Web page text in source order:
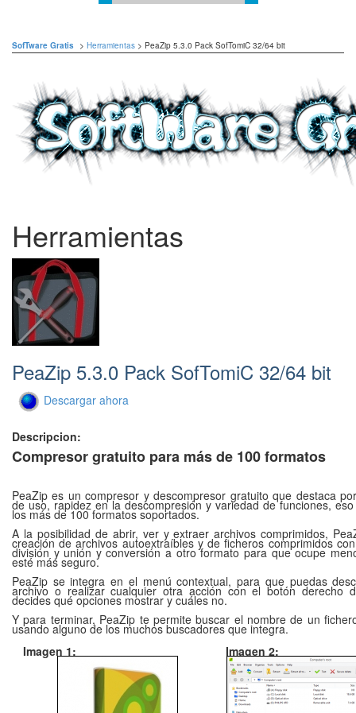
SofTware Gratis > Herramientas > PeaZip 5.3.0 Pack SofTomiC 32/64 bit
Herramientas
PeaZip 5.3.0 Pack SofTomiC 32/64 bit
Descargar ahora
Descripcion:
Compresor gratuito para más de 100 formatos
PeaZip es un compresor y descompresor gratuito que destaca
de uso, rapidez en la descompresión y variedad de funciones,
los más de 100 formatos soportados.
A la posibilidad de abrir, ver y extraer archivos comprimidos,
creación de archivos autoextraíbles y de ficheros comprimidos
división y unión y conversión a otro formato para que ocupe
esté más seguro.
PeaZip se integra en el menú contextual, para que puedas
archivo o realizar cualquier otra acción con el botón derecho
decides qué opciones mostrar y cuáles no.
Y para terminar, PeaZip te permite buscar el nombre de un
usando alguno de los muchos buscadores que integra.
Imagen 1:
Imagen 2: